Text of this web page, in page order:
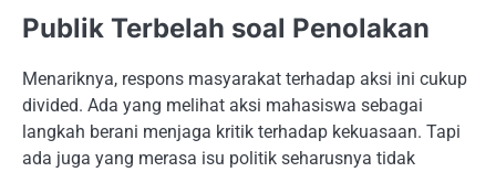
Publik Terbelah soal Penolakan
Menariknya, respons masyarakat terhadap aksi ini cukup
divided. Ada yang melihat aksi mahasiswa sebagai
langkah berani menjaga kritik terhadap kekuasaan. Tapi
ada juga yang merasa isu politik seharusnya tidak